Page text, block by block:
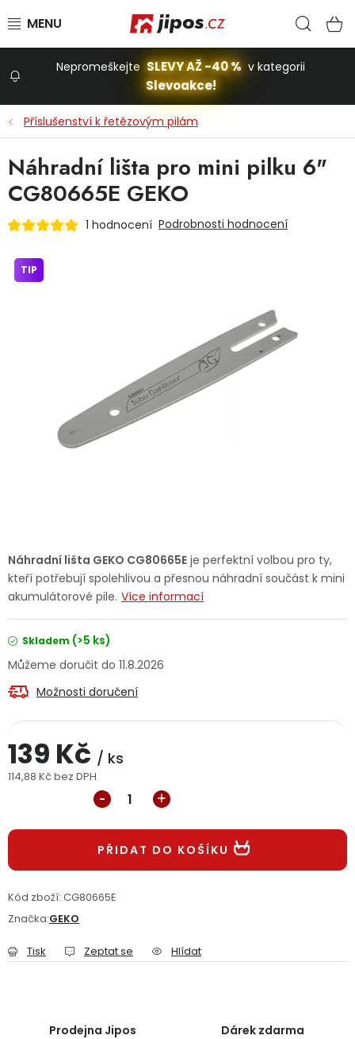
Stavba a dům
Autodoplňky
Fotovoltaika
Výprodej
Značky
Velkoobchodní spolupráce (B2B)
Hodnocení obchodu
Doprava a platba Váš zákaznický účet
Reklamační formulář Odstoupení ve lhůtě 14 dní
Podmínky ochrany osobních údajů
Nepromeškejte SLEVY AŽ -40 % v kategorii
Slevoakce!
Příslušenství k řetězovým pilám
Náhradní lišta GEKO CG80665E je perfektní volbou pro ty,
kteří potřebují spolehlivou a přesnou náhradní součást k mini
akumulátorové pile. Více informací
Skladem (>5 ks)
11.8.2026
Možnosti doručení
139 Kč / ks
114,88 Kč bez DPH
PŘIDAT DO KOŠÍKU
Kód zboží: CG80665E
Značka:GEKO
Tisk Zeptat se Hlídat
Náhradní lišta pro mini pilku 6"
CG80665E GEKO
1 hodnocení Podrobnosti hodnocení
TIP
Prodejna Jipos Dárek zdarma